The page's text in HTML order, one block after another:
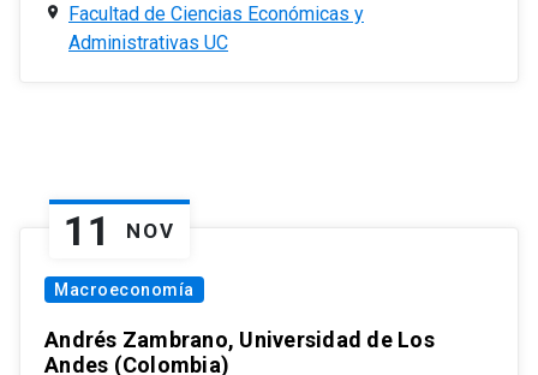
Facultad de Ciencias Económicas y
Administrativas UC
11 NOV
Macroeconomía
Andrés Zambrano, Universidad de Los
Andes (Colombia)